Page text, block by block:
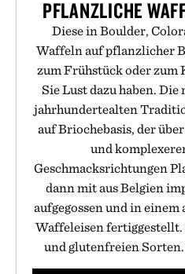
PFLANZLICHE
Diese in Boulder,
Waffeln auf pflanzlicher
zum Frühstück oder zum
Sie Lust dazu haben.
jahrhundertealten
auf Briochebasis, der
und
Geschmacksrichtungen
dann mit aus Belgien
aufgegossen und in
Waffeleisen
und glutenfreien